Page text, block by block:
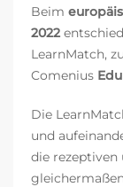
Beim
2022
LearnMatch,
Comenius
Die
und
die rezeptiven